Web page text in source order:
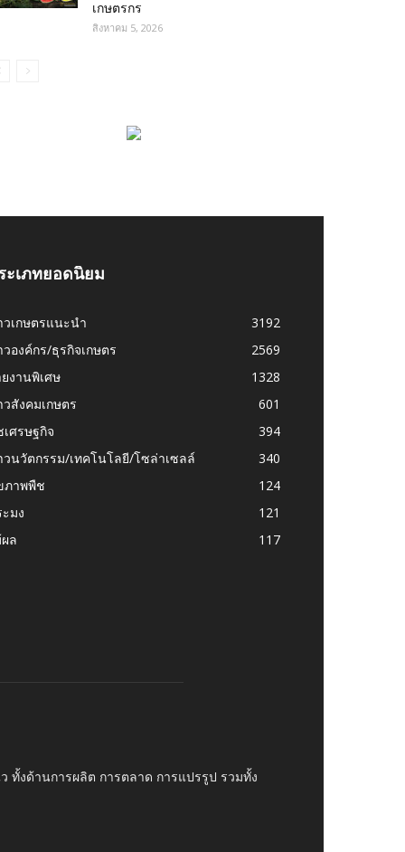
เกษตรกร
สิงหาคม 5, 2026
ะเภทยอดนิยม
เกษตรแนะนำ
3192
องค์กร/ธุรกิจเกษตร
2569
งานพิเศษ
1328
สังคมเกษตร
601
ศรษฐกิจ
394
นวัตกรรม/เทคโนโลยี/โซล่าเซลล์
340
ภาพพืช
124
มง
121
ล
117
ทั้งด้านการผลิต การตลาด การแปรรูป รวมทั้ง